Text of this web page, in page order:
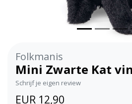
Folkmanis
Mini Zwarte Kat
Schrijf je eigen review
EUR 12,90